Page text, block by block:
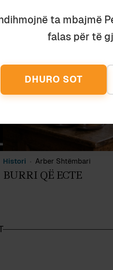
Histori Arber Shtëmbari
BURRI QË ECTE
ta mbajmë
falas për të
DHURO SOT